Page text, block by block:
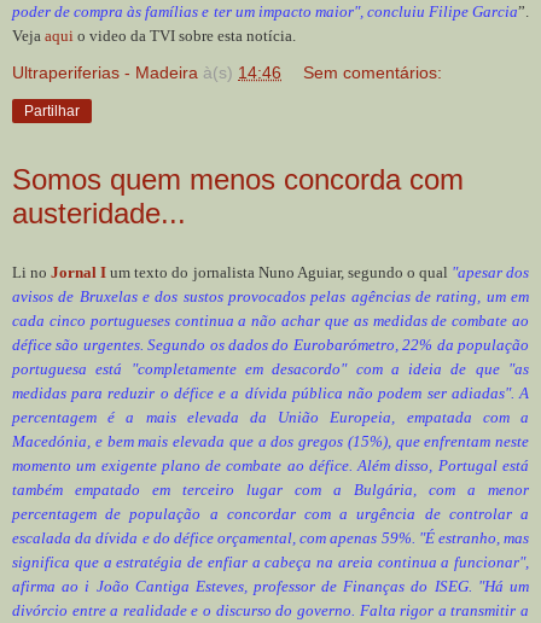
poder de compra às famílias e ter um impacto maior", concluiu Filipe Garcia”.
Veja aqui o video da TVI sobre esta notícia.
Ultraperiferias - Madeira à(s) 14:46 Sem comentários:
Partilhar
Somos quem menos concorda com
austeridade...
Li noJornal I um texto do jornalista Nuno Aguiar, segundo o qual "apesar dos
avisos de Bruxelas e dos sustos provocados pelas agências de rating, um em
cada cinco portugueses continua a não achar que as medidas de combate ao
défice são urgentes. Segundo os dados do Eurobarómetro, 22% da população
portuguesa está "completamente em desacordo" com a ideia de que "as
medidas para reduzir o défice e a dívida pública não podem ser adiadas". A
percentagem é a mais elevada da União Europeia, empatada com a
Macedónia, e bem mais elevada que a dos gregos (15%), que enfrentam neste
momento um exigente plano de combate ao défice. Além disso, Portugal está
também empatado em terceiro lugar com a Bulgária, com a menor
percentagem de população a concordar com a urgência de controlar a
escalada da dívida e do défice orçamental, com apenas 59%. "É estranho, mas
significa que a estratégia de enfiar a cabeça na areia continua a funcionar",
afirma ao i João Cantiga Esteves, professor de Finanças do ISEG. "Há um
divórcio entre a realidade e o discurso do governo. Falta rigor a transmitir a